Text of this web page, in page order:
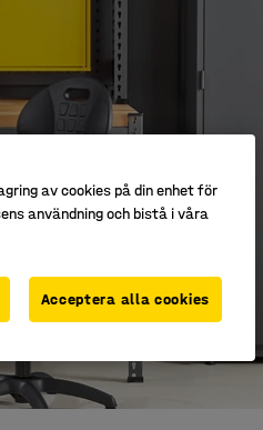
av cookies på din enhet för
användning och bistå i våra
Acceptera alla cookies